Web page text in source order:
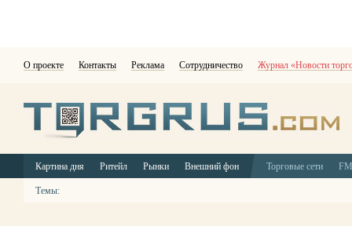
О проекте Контакты Реклама Сотрудничество Журнал «Новости
Картина дня Ритейл Рынки Внешний фон Торговые сети
Темы: